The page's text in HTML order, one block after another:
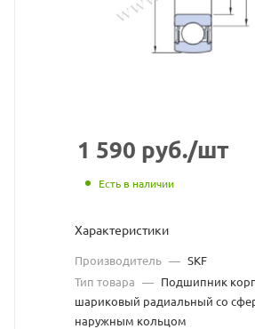
по
1 590 руб./шт
Есть в наличии
Характеристики
Производитель — SKF
Тип товара — Подшипник
шариковый радиальный со
наружным кольцом